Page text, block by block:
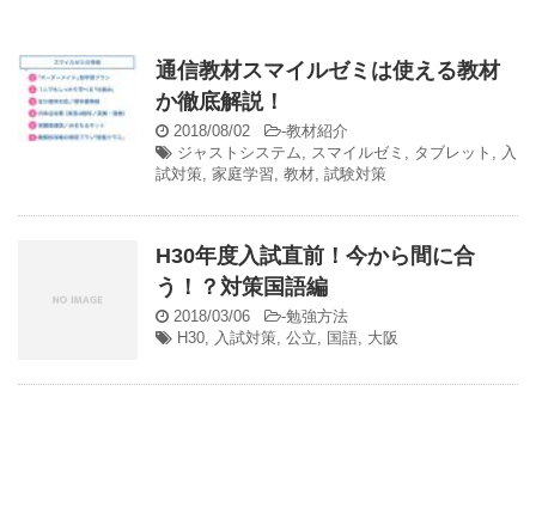
通信教材スマイルゼミは使える教材
か徹底解説！
2018/08/02 -教材紹介
ジャストシステム, スマイルゼミ , タブレット , 入
試対策, 家庭学習, 教材, 試験対策
H30年度入試直前！今から間に合
う！？対策国語編
2018/03/06 -勉強方法
H30, 入試対策, 公立, 国語, 大阪